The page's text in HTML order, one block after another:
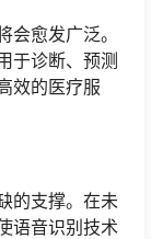
愈发广泛。
于诊断、预测
效的医疗服
的支撑。在未
语音识别技术